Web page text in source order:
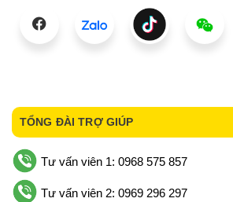
TỔNG ĐÀI TRỢ GIÚP
Tư vấn viên 1: 0968 575 857
Tư vấn viên 2: 0969 296 297